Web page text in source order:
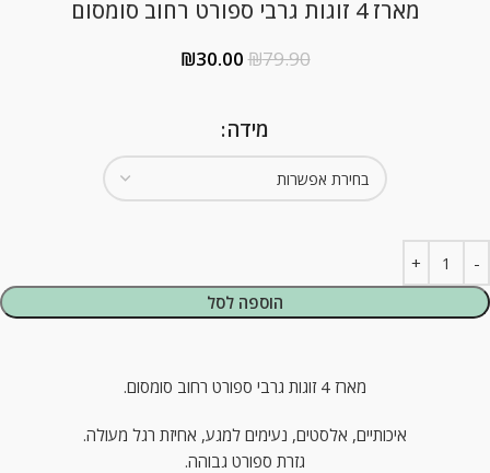
מארז 4 זוגות גרבי ספורט רחוב סומסום
₪79.90
₪30.00
מידה
הוספה לסל
מארז 4 זוגות גרבי ספורט רחוב סומסום.
איכותיים, אלסטים, נעימים למגע, אחיזת רגל מעולה.
גזרת ספורט גבוהה.